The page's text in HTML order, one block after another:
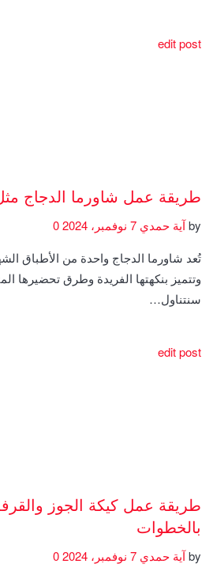
edit post
طريقة عمل شاورما الدجاج
byآية حمدي
تُعد شاورما الدجاج واحدة من الأطباق
وتتميز بنكهتها الفريدة وطرق تحضيرها
سنتناول…
edit post
طريقة عمل كيكة الجوز
بالخطوات
byآية حمدي